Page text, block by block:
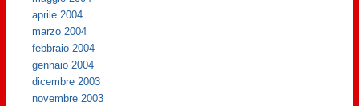
aprile 2004
marzo 2004
febbraio 2004
gennaio 2004
dicembre 2003
novembre 2003